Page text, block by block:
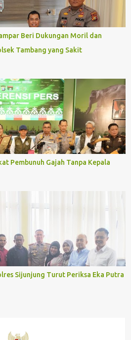
Beri Dukungan Moril dan
Tambang yang Sakit
Pembunuh Gajah Tanpa Kepala
Sijunjung Turut Periksa Eka Putra